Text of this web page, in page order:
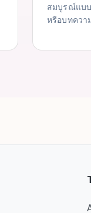
สมบูรณ์แบบ
หรือบทคว